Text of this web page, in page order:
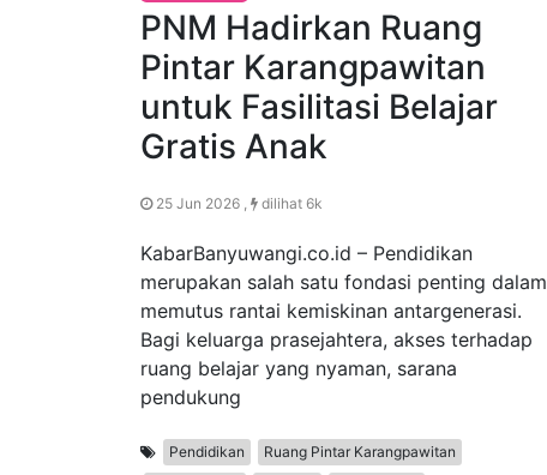
PNM Hadirkan Ruang
Pintar Karangpawitan
untuk Fasilitasi Belajar
Gratis Anak
25 Jun 2026 , dilihat 6k
KabarBanyuwangi.co.id – Pendidikan
merupakan salah satu fondasi penting dalam
memutus rantai kemiskinan antargenerasi.
Bagi keluarga prasejahtera, akses terhadap
ruang belajar yang nyaman, sarana
pendukung
Pendidikan
Ruang Pintar Karangpawitan